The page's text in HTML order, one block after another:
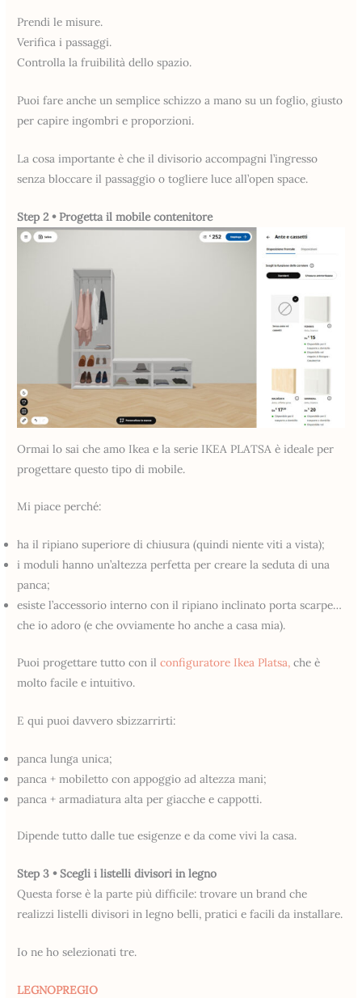
Prendi le misure.
Verifica i passaggi.
Controlla la fruibilità dello spazio.
Puoi fare anche un semplice schizzo a mano su un foglio, giusto
per capire ingombri e proporzioni.
La cosa importante è che il divisorio accompagni l’ingresso
senza bloccare il passaggio o togliere luce all’open space.
Step 2 • Progetta il mobile contenitore
Ormai lo sai che amo Ikea e la serie IKEA PLATSA è ideale per
progettare questo tipo di mobile.
Mi piace perché:
ha il ripiano superiore di chiusura (quindi niente viti a vista);
i moduli hanno un’altezza perfetta per creare la seduta di una
panca;
esiste l’accessorio interno con il ripiano inclinato porta scarpe…
che io adoro (e che ovviamente ho anche a casa mia).
Puoi progettare tutto con ilconfiguratore Ikea Platsa, che è
molto facile e intuitivo.
E qui puoi davvero sbizzarrirti:
panca lunga unica;
panca + mobiletto con appoggio ad altezza mani;
panca + armadiatura alta per giacche e cappotti.
Dipende tutto dalle tue esigenze e da come vivi la casa.
Step 3 • Scegli i listelli divisori in legno
Questa forse è la parte più difficile: trovare un brand che
realizzi listelli divisori in legno belli, pratici e facili da installare.
Io ne ho selezionati tre.
LEGNOPREGIO